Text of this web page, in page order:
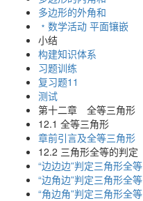
多边形的外角和
﹡数学活动 平面镶嵌
小结
构建知识体系
习题训练
复习题11
测试
第十二章 全等三角形
12.1 全等三角形
章前引言及全等三角形
12.2 三角形全等的判定
“边边边”判定三角形全等
“边角边”判定三角形全等
“角边角”判定三角形全等